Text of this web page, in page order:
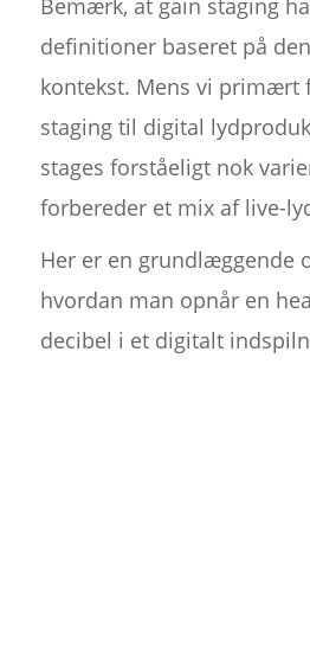
definitioner baseret på
kontekst. Mens vi primært
staging til digital
stages forståeligt nok
forbereder et mix af live-
Her er en grundlæggende
hvordan man opnår en
decibel i et digitalt